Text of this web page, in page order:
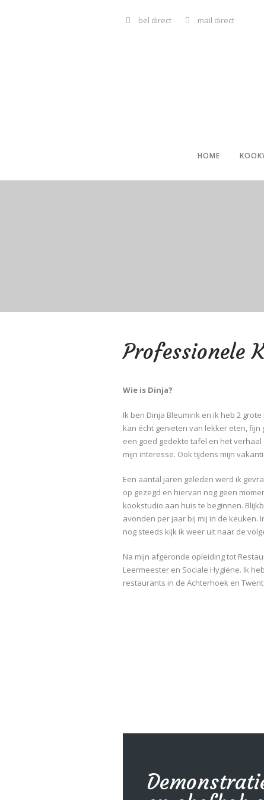
bel direct mail direct
HOME
Professionele
Wie is Dinja?
Ik ben Dinja Bleumink en ik heb 2
kan écht genieten van lekker eten,
een goed gedekte tafel en het
mijn interesse. Ook tijdens mijn
Een aantal jaren geleden werd ik
op gezegd en hiervan nog geen
kookstudio aan huis te beginnen.
avonden per jaar bij mij in de keuken.
nog steeds kijk ik weer uit naar de
Na mijn afgeronde opleiding tot
Leermeester en Sociale Hygiëne. Ik
restaurants in de Achterhoek en